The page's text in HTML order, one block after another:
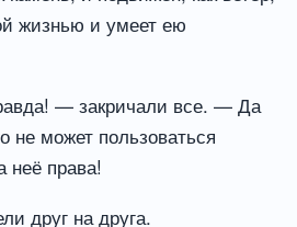
жизнью и умеет ею
— закричали все. — Да
не может пользоваться
неё права!
друг на друга.